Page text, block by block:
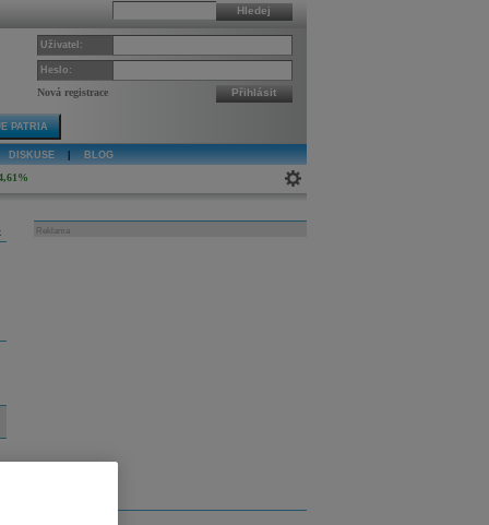
Hledej
Uživatel:
Heslo:
Nová registrace Přihlásit
PATRIA
DISKUSE BLOG
Reklama